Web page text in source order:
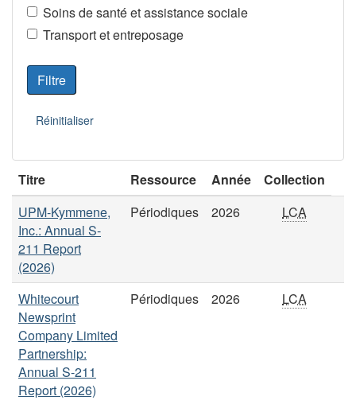
Soins de santé et assistance sociale
Transport et entreposage
Titre Ressource Année
Collection
UPM-Kymmene,
Inc.: Annual S-
211 Report
(2026)
Périodiques 2026 LCA
Whitecourt
Newsprint
Company Limited
Partnership:
Annual S-211
Report (2026)
Périodiques 2026 LCA